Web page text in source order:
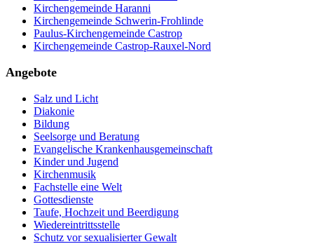
Kirchengemeinde Haranni
Kirchengemeinde Schwerin-Frohlinde
Paulus-Kirchengemeinde Castrop
Kirchengemeinde Castrop-Rauxel-Nord
Angebote
Salz und Licht
Diakonie
Bildung
Seelsorge und Beratung
Evangelische Krankenhausgemeinschaft
Kinder und Jugend
Kirchenmusik
Fachstelle eine Welt
Gottesdienste
Taufe, Hochzeit und Beerdigung
Wiedereintrittsstelle
Schutz vor sexualisierter Gewalt